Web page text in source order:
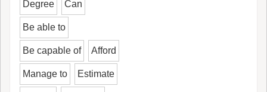
Degree Can
Be able to
Be capable of Afford
Manage to Estimate